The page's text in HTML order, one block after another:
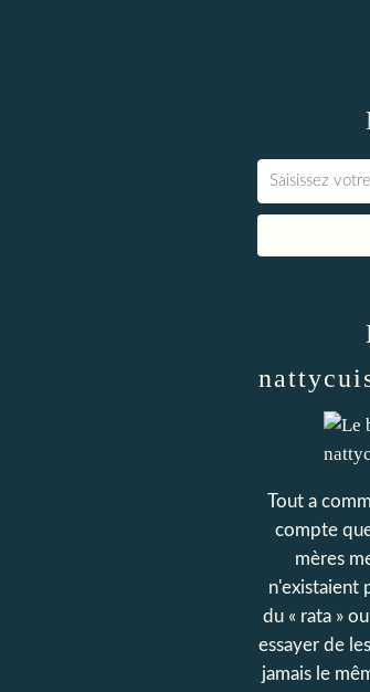
Tout a
compte
mères
n'existaient
du « rata »
essayer de
jamais le